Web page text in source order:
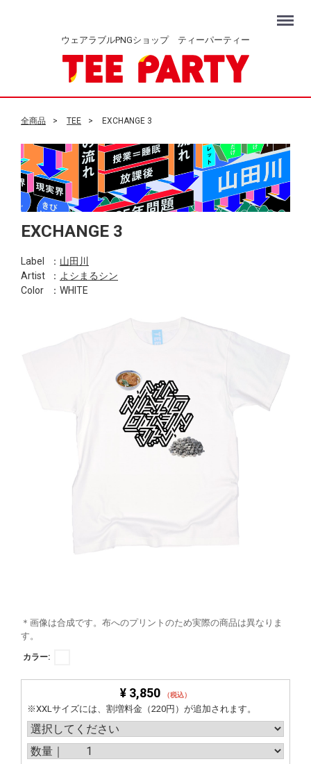
ウェアラブルPNGショップ ティーパーティー
Menu
全商品 TEE EXCHANGE 3
EXCHANGE 3
Label ： 山田川
Artist
： よシまるシン
Color
：WHITE
＊画像は合成です。布へのプリントのため実際の商品は異なりま
す。
カラー:
¥ 3,850 （税込）
※XXLサイズには、割増料金（220円）が追加されます。